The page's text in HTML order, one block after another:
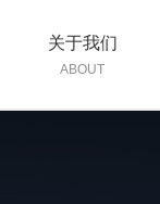
关于我们
ABOUT